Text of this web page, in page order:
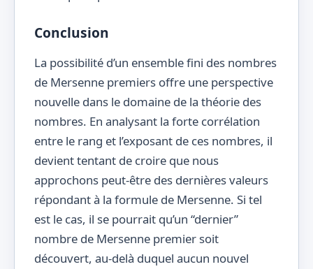
Conclusion
La possibilité d’un ensemble fini des nombres
de Mersenne premiers offre une perspective
nouvelle dans le domaine de la théorie des
nombres. En analysant la forte corrélation
entre le rang et l’exposant de ces nombres, il
devient tentant de croire que nous
approchons peut-être des dernières valeurs
répondant à la formule de Mersenne. Si tel
est le cas, il se pourrait qu’un “dernier”
nombre de Mersenne premier soit
découvert, au-delà duquel aucun nouvel